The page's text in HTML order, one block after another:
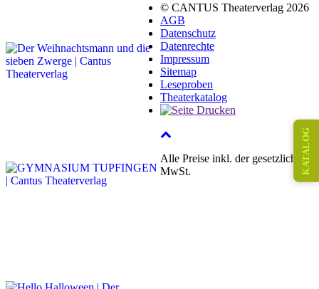
© CANTUS Theaterverlag 2026
AGB
Datenschutz
Datenrechte
Impressum
Sitemap
Leseproben
Theaterkatalog
Alle Preise inkl. der gesetzlichen
MwSt.
KATALOG